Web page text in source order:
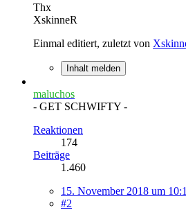
Thx
XskinneR
Einmal editiert, zuletzt von
Inhalt melden
maluchos
- GET SCHWIFTY -
Reaktionen
174
Beiträge
1.460
15. November 2018 um
#2